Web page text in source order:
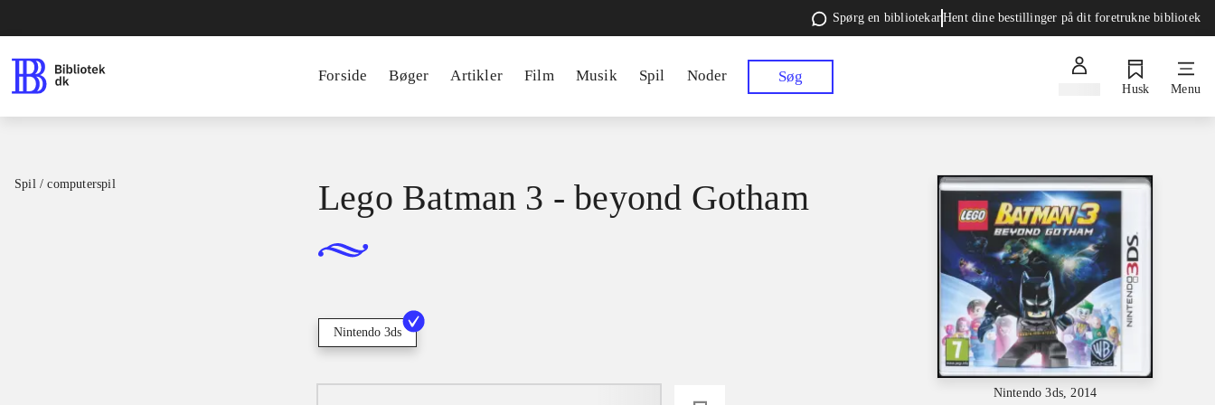
Spørg en bibliotekarHent dine bestillinger på dit foretrukne bibliotek
Forside Bøger Artikler Film Musik Spil Noder Søg
Husk Menu
Spil / computerspil
Nintendo 3ds, 2014
Lego Batman 3 - beyond Gotham
Nintendo 3ds